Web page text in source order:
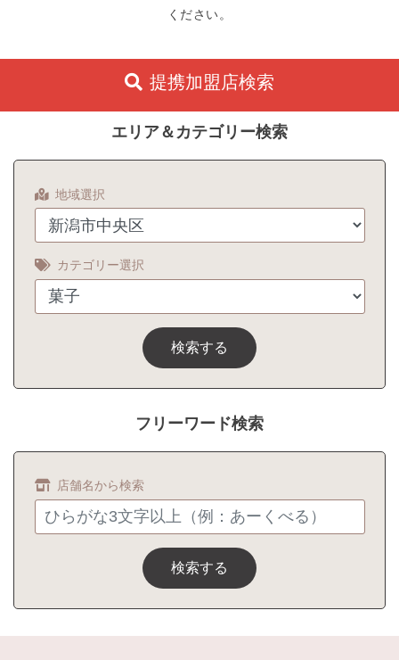
ください。
提携加盟店検索
エリア＆カテゴリー検索
地域選択
カテゴリー選択
検索する
フリーワード検索
店舗名から検索
検索する